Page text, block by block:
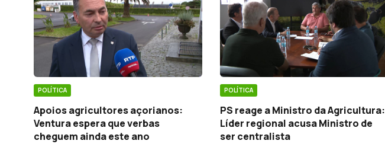
POLÍTICA
Apoios agricultores açorianos:
Ventura espera que verbas
cheguem ainda este ano
POLÍTICA
PS reage a Ministro da Agricultura:
Líder regional acusa Ministro de
ser centralista